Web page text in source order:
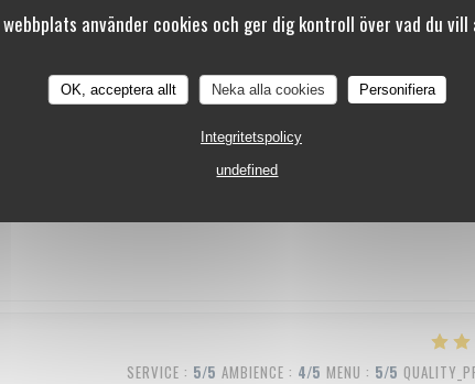
webbplats använder cookies och ger dig kontroll över vad du
OK, acceptera allt Neka alla cookies Personifiera
Integritetspolicy
undefined
AMBIENCE
SERVICE : 5/5 AMBIENCE : 4/5 MENU : 5/5